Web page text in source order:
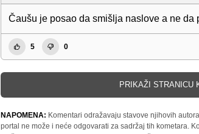
Čaušu je posao da smišlja naslove a ne da
5 0
PRIKAŽI STRANICU
NAPOMENA: Komentari odražavaju stavove njihovih
portal ne može i neće odgovarati za sadržaj tih kometara.